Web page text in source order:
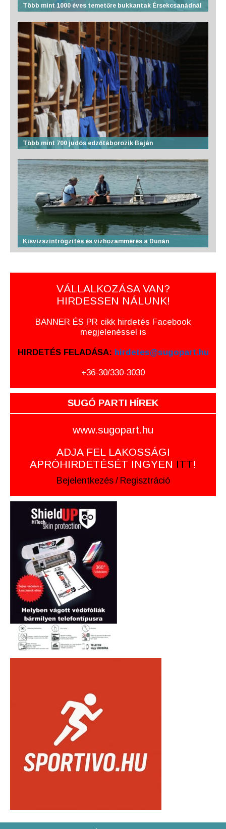
Több mint 1000 éves temetőre bukkantak Érsekcsanádnál
Több mint 700 judós edzőtáborozik Baján
Kisvízszintrögzítés és vízhozammérés a Dunán
VÁLLALKOZÁSA VAN?
HIRDESSEN NÁLUNK!
BANNER ÉS PR cikk hirdetés Facebook
megjelenéssel is
HIRDETÉS FELADÁSA: hirdetes@sugopart.hu
+36-30/330-3030
SUGÓ PARTI HÍREK
www.sugopart.hu
ADJA FEL LAKOSSÁGI
APRÓHIRDETÉSÉT INGYEN ITT!
Bejelentkezés / Regisztráció